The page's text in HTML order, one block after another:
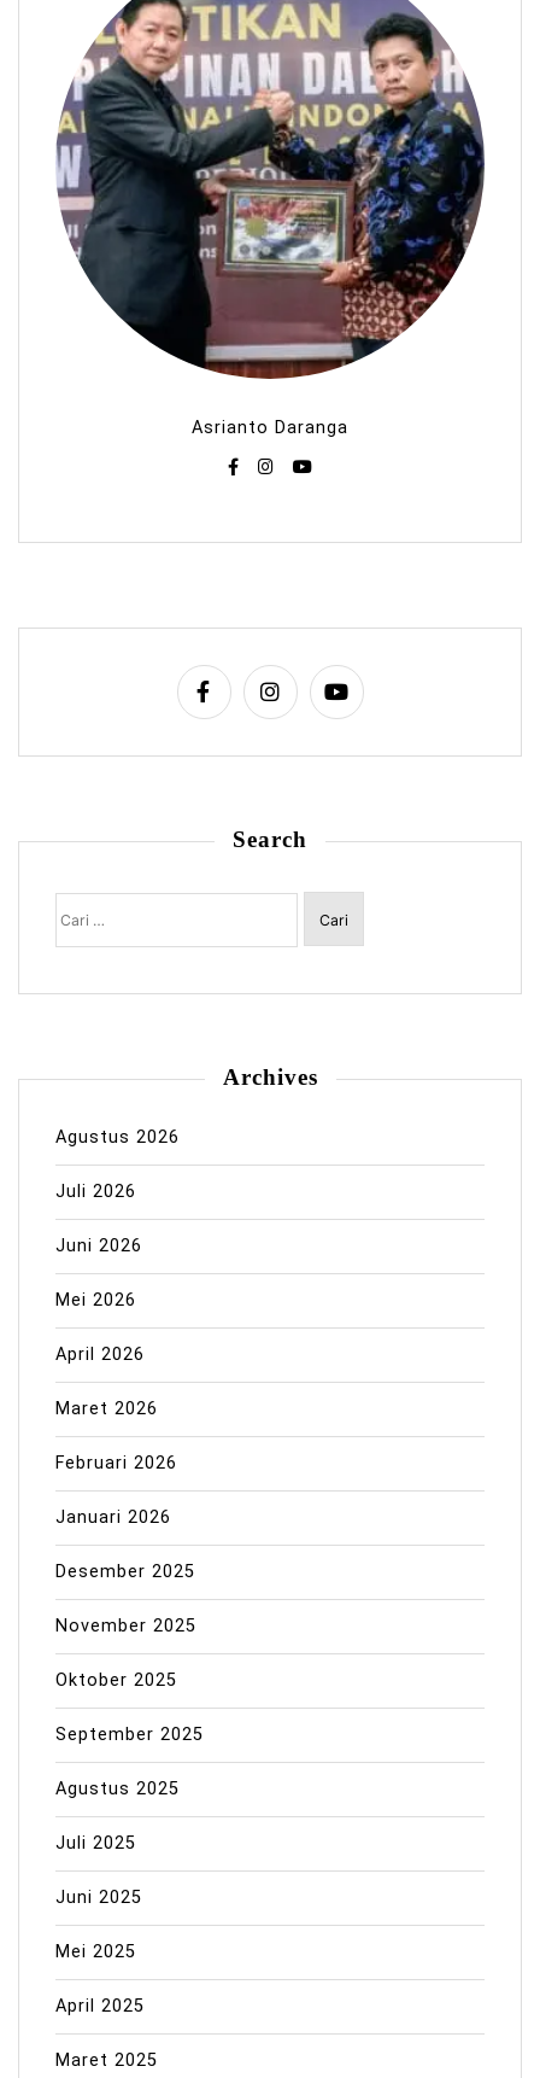
Asrianto Daranga
Search
Cari
untuk:
Archives
Agustus 2026
Juli 2026
Juni 2026
Mei 2026
April 2026
Maret 2026
Februari 2026
Januari 2026
Desember 2025
November 2025
Oktober 2025
September 2025
Agustus 2025
Juli 2025
Juni 2025
Mei 2025
April 2025
Maret 2025